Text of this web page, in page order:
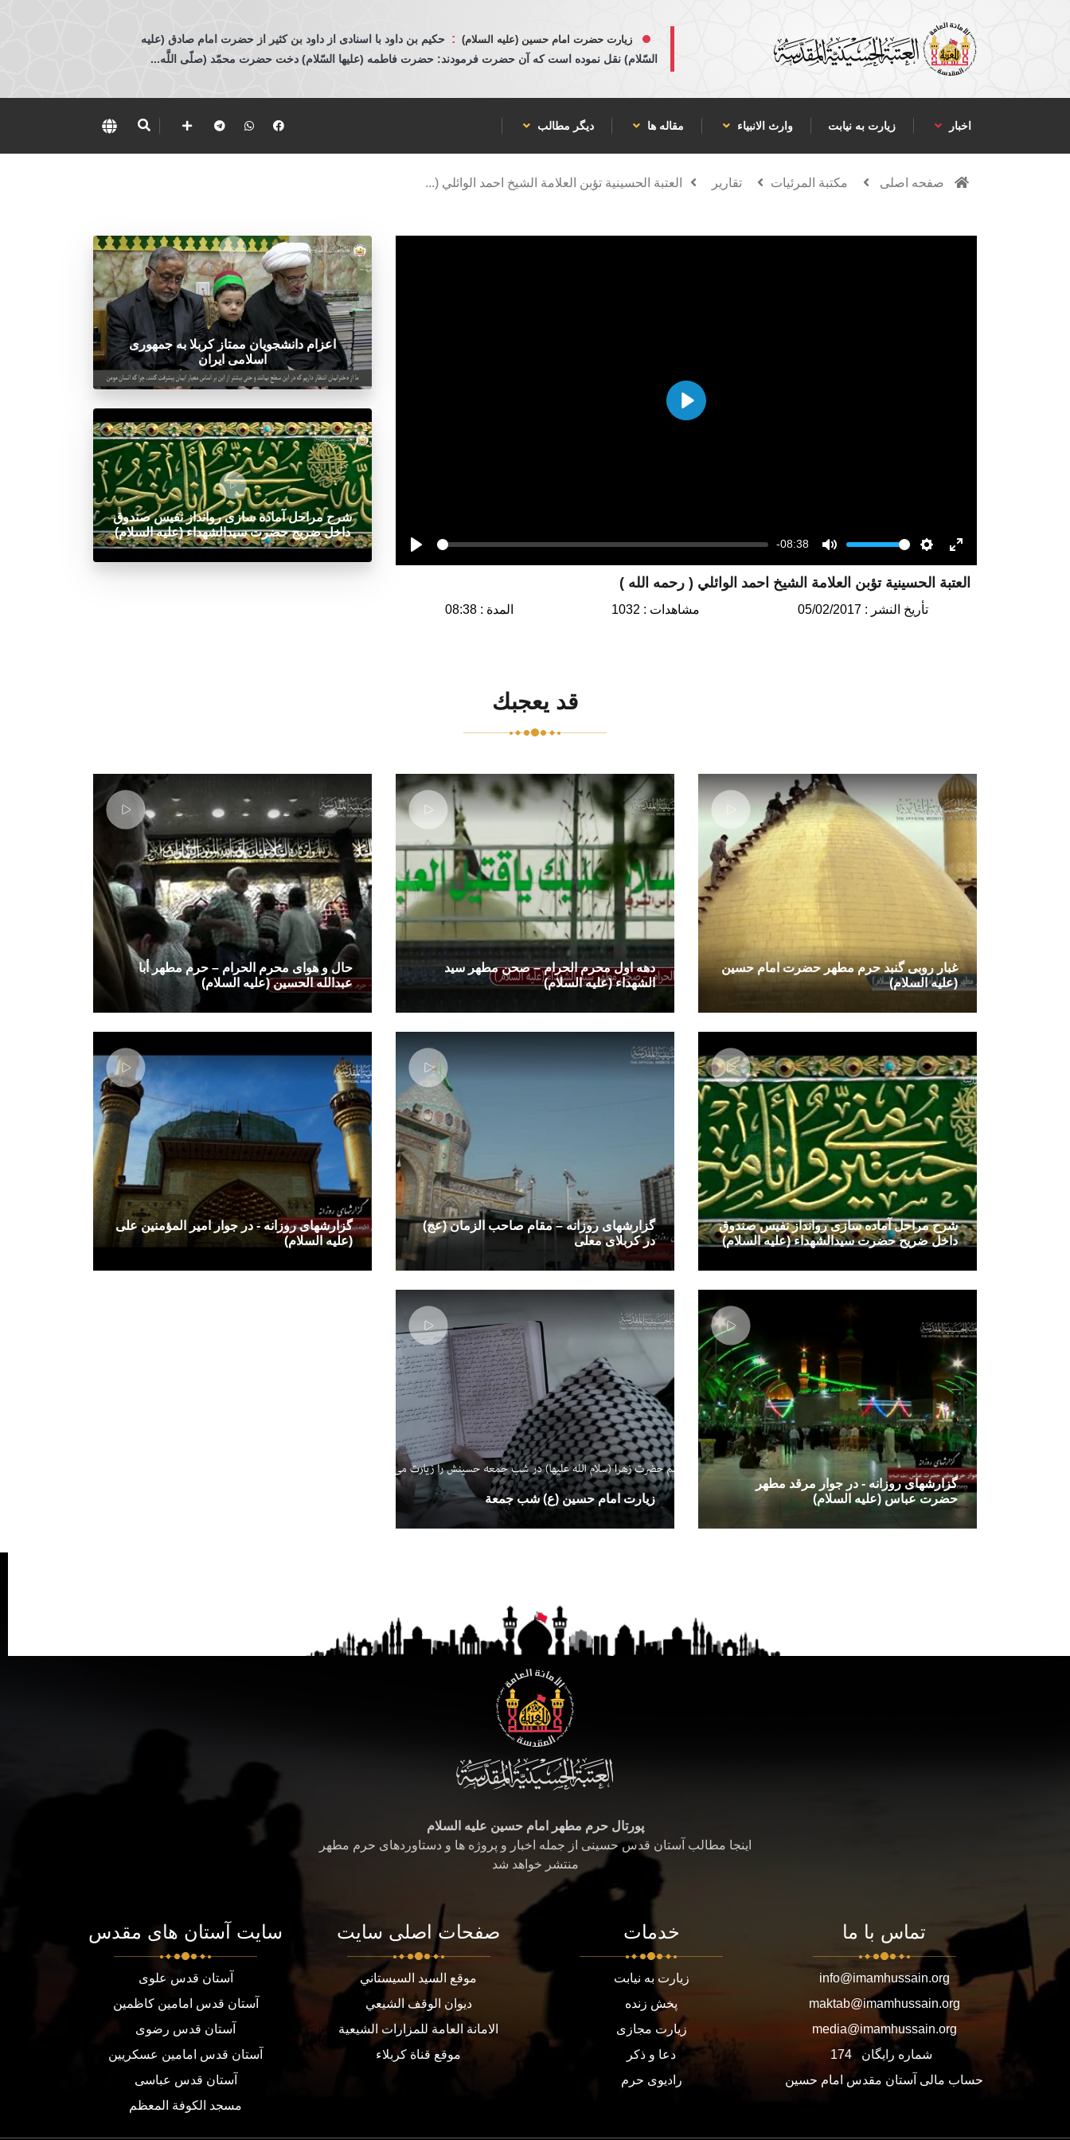
زیارت حضرت امام حسین (علیه السلام) : حكيم بن داود با اسنادی از داود بن كثير از حضرت امام صادق (عليه
السّلام) نقل نموده است كه آن حضرت فرمودند: حضرت فاطمه (عليها السّلام) دخت حضرت محمّد (صلّى اللَّه...
اخبار زیارت به نیابت وارث الانبياء مقاله ها دیگر مطالب
صفحه اصلی مكتبة المرئيات تقارير العتبة الحسينية تؤبن العلامة الشيخ احمد الوائلي (...
Play
Play
Seek -08:38
Mute
Volume
Settings
Enter
fullscreenالعتبة الحسينية تؤبن العلامة الشيخ احمد الوائلي ( رحمه الله )
تأريخ النشر : 05/02/2017 مشاهدات : 1032 المدة : 08:38
اعزام دانشجویان ممتاز کربلا به جمهوری
اسلامی ایران
شرح مراحل آماده سازی روانداز نفیس صندوق
داخل ضریح حضرت سیدالشهداء (علیه السلام)
قد يعجبك
غبار روبی گنبد حرم مطهر حضرت امام حسین
(علیه السلام)
دهه اول محرم الحرام – صحن مطهر سید
الشهداء (علیه السلام)
حال و هوای محرم الحرام – حرم مطهر أبا
عبدالله الحسین (علیه السلام)
شرح مراحل آماده سازی روانداز نفیس صندوق
داخل ضریح حضرت سیدالشهداء (علیه السلام)
گزارشهای روزانه – مقام صاحب الزمان (عج)
در کربلای معلی
گزارشهای روزانه - در جوار امیر المؤمنین علی
(علیه السلام)
گزارشهای روزانه - در جوار مرقد مطهر
حضرت عباس (علیه السلام)
زيارت امام حسين (ع) شب جمعة
پورتال حرم مطهر امام حسین علیه السلام
اینجا مطالب آستان قدس حسینی از جمله اخبار و پروژه ها و دستاوردهای حرم مطهر
منتشر خواهد شد
تماس با ما
info@imamhussain.org
maktab@imamhussain.org
media@imamhussain.org
شماره رایگان
174
حساب مالی آستان مقدس امام حسین
خدمات
زیارت به نیابت
پخش زنده
زیارت مجازی
دعا و ذکر
رادیوی حرم
صفحات اصلی سایت
موقع السيد السيستاني
ديوان الوقف الشيعي
الامانة العامة للمزارات الشيعية
موقع قناة كربلاء
سایت آستان های مقدس
آستان قدس علوی
آستان قدس امامین کاظمین
آستان قدس رضوی
آستان قدس امامین عسکریین
آستان قدس عباسی
مسجد الكوفة المعظم